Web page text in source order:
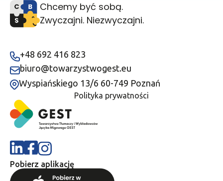
Chcemy być sobą.
Zwyczajni. Niezwyczajni.
+48 692 416 823
biuro@towarzystwogest.eu
Wyspiańskiego 13/6 60-749 Poznań
Polityka prywatności
Pobierz aplikację